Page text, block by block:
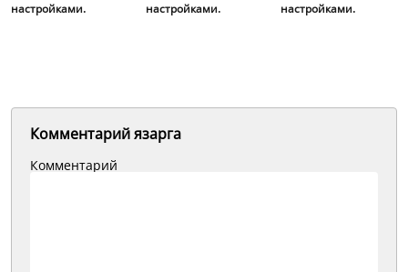
настройками.
настройками.
настройками.
Комментарий язарга
Комментарий